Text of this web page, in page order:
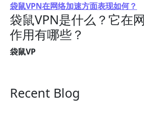
袋鼠VPN在网络加速方面表现如何？
袋鼠VPN是什么？它在
作用有哪些？
袋鼠VP
Recent Blog